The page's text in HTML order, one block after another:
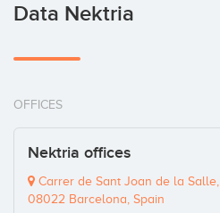
Data Nektria
OFFICES
Nektria offices
Carrer de Sant Joan de la Salle,
08022 Barcelona, Spain